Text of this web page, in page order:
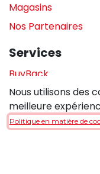
Magasins
Nos Partenaires
Services
BuyBack
Assistance en
Réparations
Politique de
Nous utilisons des
meilleure
Politique en matière de